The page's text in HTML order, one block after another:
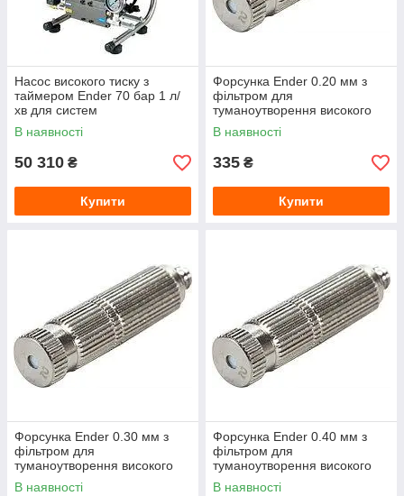
Насос високого тиску з
таймером Ender 70 бар 1 л/
хв для систем
туманоутворення
В наявності
50 310 ₴
Купити
Форсунка Ender 0.20 мм з
фільтром для
туманоутворення високого
тиску
В наявності
335 ₴
Купити
Форсунка Ender 0.30 мм з
фільтром для
туманоутворення високого
тиску
В наявності
Форсунка Ender 0.40 мм з
фільтром для
туманоутворення високого
тиску
В наявності